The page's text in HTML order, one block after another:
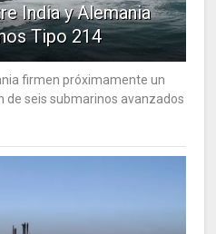
India y Alemania
Tipo 214
firmen próximamente un
de seis submarinos avanzados